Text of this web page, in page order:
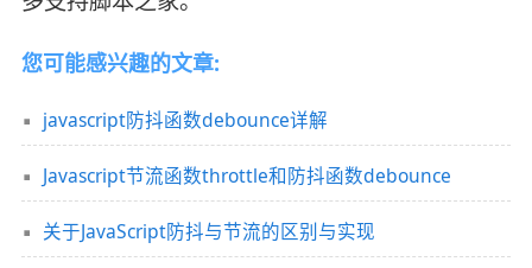
您可能感兴趣的文章:
javascript防抖函数debounce详解
Javascript节流函数throttle和防抖函数debounce
关于JavaScript防抖与节流的区别与实现